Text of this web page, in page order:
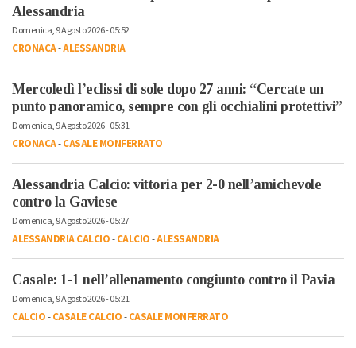
Alessandria
Domenica, 9 Agosto 2026 - 05:52
CRONACA-ALESSANDRIA
Mercoledì l’eclissi di sole dopo 27 anni: “Cercate un
punto panoramico, sempre con gli occhialini protettivi”
Domenica, 9 Agosto 2026 - 05:31
CRONACA-CASALE MONFERRATO
Alessandria Calcio: vittoria per 2-0 nell’amichevole
contro la Gaviese
Domenica, 9 Agosto 2026 - 05:27
ALESSANDRIA CALCIO-CALCIO-ALESSANDRIA
Casale: 1-1 nell’allenamento congiunto contro il Pavia
Domenica, 9 Agosto 2026 - 05:21
CALCIO-CASALE CALCIO-CASALE MONFERRATO